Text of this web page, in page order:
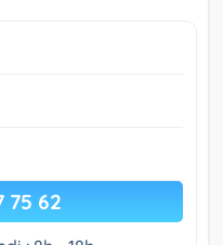
75 62